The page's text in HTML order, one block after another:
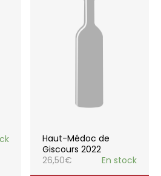
Haut-Médoc de
Giscours 2022
26,50€ En stock